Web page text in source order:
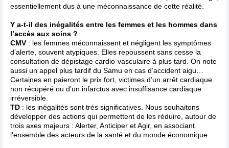
essentiellement dus à une méconnaissance de cette réalité.
Y a-t-il des inégalités entre les femmes et les hommes dans
l’accès aux soins ?
CMV : les femmes méconnaissent et négligent les symptômes
d’alerte, souvent atypiques. Elles repoussent sans cesse la
consultation de dépistage cardio-vasculaire à plus tard. On note
aussi un appel plus tardif du Samu en cas d’accident aigu…
Certaines en paieront le prix fort, victimes d’un arrêt cardiaque
non récupéré ou d’un infarctus avec insuffisance cardiaque
irréversible.
TD : les inégalités sont très significatives. Nous souhaitons
développer des actions qui permettent de les réduire, autour de
trois axes majeurs : Alerter, Anticiper et Agir, en associant
l’ensemble des acteurs de la santé et du monde économique.